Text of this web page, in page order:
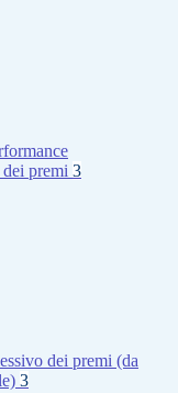
premi 3
dei premi (da
3